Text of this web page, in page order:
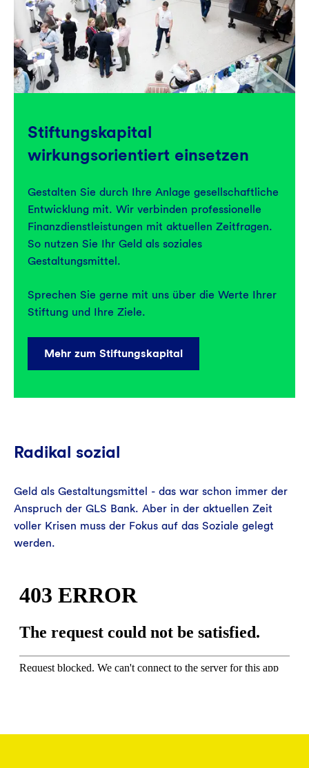
Stiftungskapital
wirkungsorientiert einsetzen
Gestalten Sie durch Ihre Anlage gesellschaftliche
Entwicklung mit. Wir verbinden professionelle
Finanzdienstleistungen mit aktuellen Zeitfragen.
So nutzen Sie Ihr Geld als soziales
Gestaltungsmittel.
Sprechen Sie gerne mit uns über die Werte Ihrer
Stiftung und Ihre Ziele.
Mehr zum Stiftungskapital
Radikal sozial
Geld als Gestaltungsmittel - das war schon immer der
Anspruch der GLS Bank. Aber in der aktuellen Zeit
voller Krisen muss der Fokus auf das Soziale gelegt
werden.